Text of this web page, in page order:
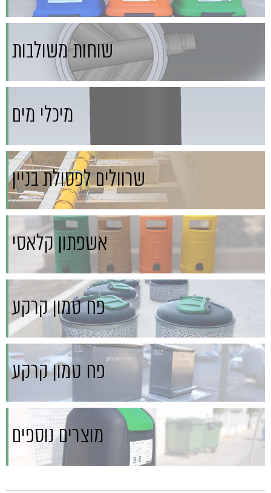
שוחות משולבות
מיכלי מים
שרוולים לפסולת בניין
אשפתון קלאסי
פח טמון קרקע
פח טמון קרקע
מוצרים נוספים